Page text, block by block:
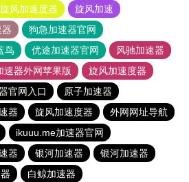
旋风加速度器
旋风加速
狗急加速器官网
鸟 优途加速器官网
风驰加速器
速器外网苹果版
旋风加速度器
官网入口
原子加速器
器 旋风加速度器
外网网址导航
ikuuu.me加速器官网
器 银河加速器
银河加速器
白鲸加速器